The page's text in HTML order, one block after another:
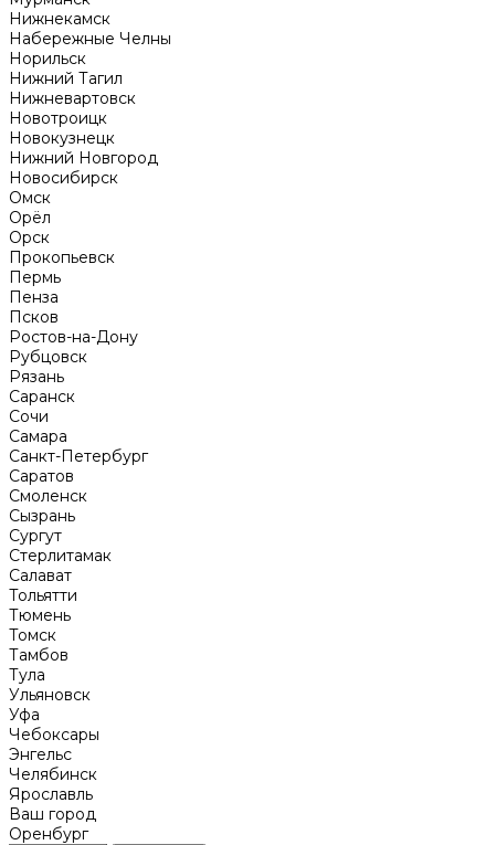
Нижнекамск
Набережные Челны
Норильск
Нижний Тагил
Нижневартовск
Новотроицк
Новокузнецк
Нижний Новгород
Новосибирск
Омск
Орёл
Орск
Прокопьевск
Пермь
Пенза
Псков
Ростов-на-Дону
Рубцовск
Рязань
Саранск
Сочи
Самара
Санкт-Петербург
Саратов
Смоленск
Сызрань
Сургут
Стерлитамак
Салават
Тольятти
Тюмень
Томск
Тамбов
Тула
Ульяновск
Уфа
Чебоксары
Энгельс
Челябинск
Ярославль
Ваш город
Оренбург